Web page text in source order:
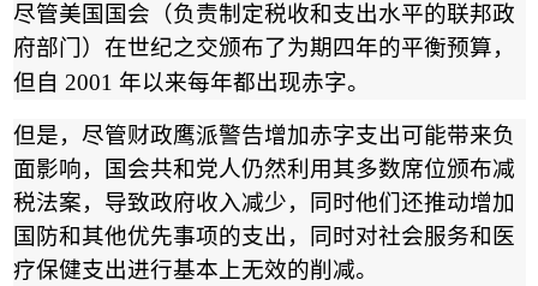
尽管美国国会（负责制定税收和支出水平的联邦政
府部门）在世纪之交颁布了为期四年的平衡预算，
但自 2001 年以来每年都出现赤字。
但是，尽管财政鹰派警告增加赤字支出可能带来负
面影响，国会共和党人仍然利用其多数席位颁布减
税法案，导致政府收入减少，同时他们还推动增加
国防和其他优先事项的支出，同时对社会服务和医
疗保健支出进行基本上无效的削减。